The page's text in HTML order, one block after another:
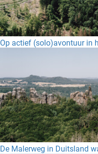
Op actief (solo)avontuur in
De Malerweg in Duitsland